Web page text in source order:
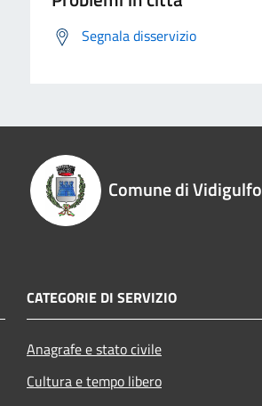
Segnala disservizio
Comune di Vidigulfo
CATEGORIE DI SERVIZIO
Anagrafe e stato civile
Cultura e tempo libero